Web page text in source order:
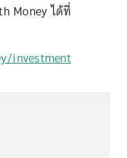
Money ได้ที่
investment